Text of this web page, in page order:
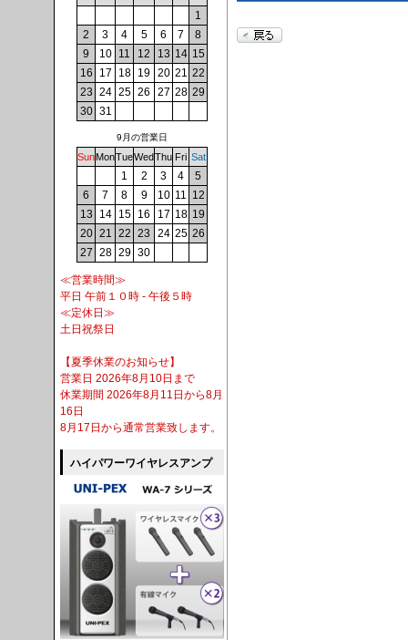
1
2
3 4 5 6 7
8
9
10 11 12 13 14 15
16
17 18 19 20 21 22
23 24 25 26 27 28 29
30 31
9月の営業日
SunMonTueWedThu Fri Sat
1 2 3 4
5
6
7 8 9 10 11 12
13
14 15 16 17 18 19
20 21 22 23 24 25 26
27 28 29 30
≪営業時間≫
平日 午前１０時 - 午後５時
≪定休日≫
土日祝祭日
【夏季休業のお知らせ】
営業日 2026年8月10日まで
休業期間 2026年8月11日から8月
16日
8月17日から通常営業致します。
ハイパワーワイヤレスアンプ